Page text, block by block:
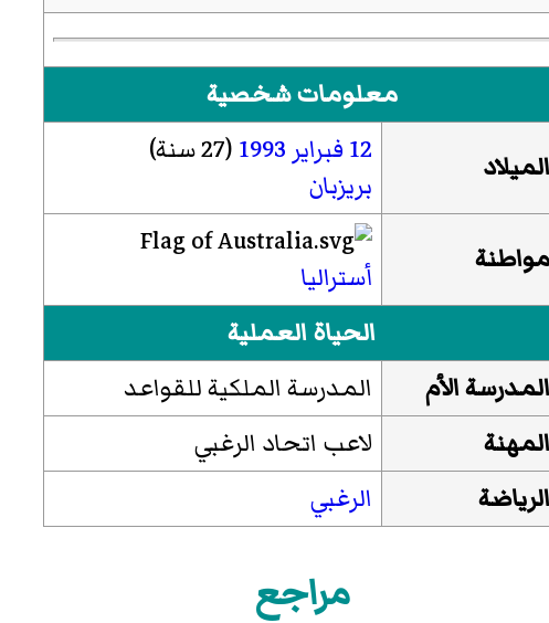
معلومات شخصية
الميلاد
12 فبراير 1993 (27 سنة)
بريزبان
مواطنة
أستراليا
الحياة العملية
المدرسة الأم
المدرسة الملكية للقواعد
المهنة
لاعب اتحاد الرغبي
الرياضة
الرغبي
مراجع